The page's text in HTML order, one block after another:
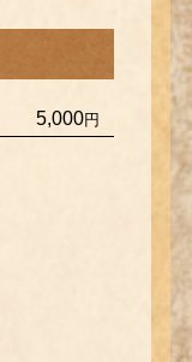
5,000円